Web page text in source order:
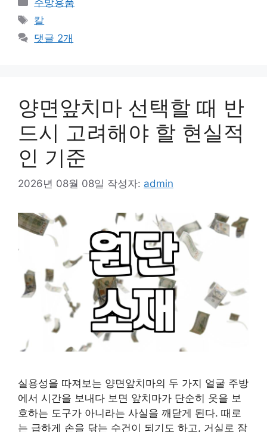
테
리
태
그
칼
댓글 2개
양면앞치마 선택할 때 반
드시 고려해야 할 현실적
인 기준
2026년 08월 08일 작성자: admin
실용성을 따져보는 양면앞치마의 두 가지 얼굴 주방
에서 시간을 보내다 보면 앞치마가 단순히 옷을 보
호하는 도구가 아니라는 사실을 깨닫게 된다. 때로
는 급하게 손을 닦는 수건이 되기도 하고, 거실로 잠